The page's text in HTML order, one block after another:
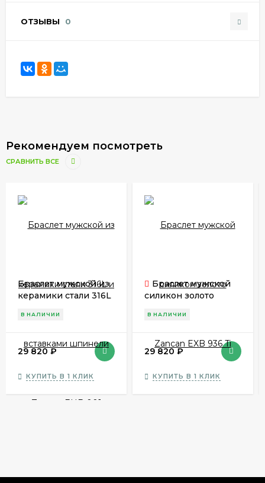
ОТЗЫВЫ 0
Рекомендуем посмотреть
СРАВНИТЬ ВСЕ
Браслет мужской из
керамики стали 316L
шпинели Zancan
В НАЛИЧИИ
29 820₽
КУПИТЬ В 1 КЛИК
Браслет мужской
силикон золото
В НАЛИЧИИ
29 820₽
КУПИТЬ В 1 КЛИК